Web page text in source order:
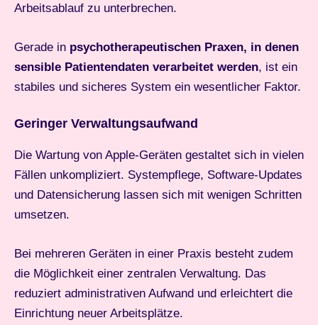
Arbeitsablauf zu unterbrechen.
Gerade in psychotherapeutischen Praxen, in denen
sensible Patientendaten verarbeitet werden, ist ein
stabiles und sicheres System ein wesentlicher Faktor.
Geringer Verwaltungsaufwand
Die Wartung von Apple-Geräten gestaltet sich in vielen
Fällen unkompliziert. Systempflege, Software-Updates
und Datensicherung lassen sich mit wenigen Schritten
umsetzen.
Bei mehreren Geräten in einer Praxis besteht zudem
die Möglichkeit einer zentralen Verwaltung. Das
reduziert administrativen Aufwand und erleichtert die
Einrichtung neuer Arbeitsplätze.